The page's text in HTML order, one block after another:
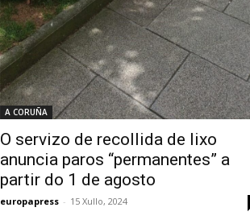
A CORUÑA
O servizo de recollida de lixo
anuncia paros “permanentes” a
partir do 1 de agosto
europapress - 15 Xullo, 2024